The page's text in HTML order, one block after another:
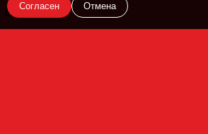
EnСогласен Отмена